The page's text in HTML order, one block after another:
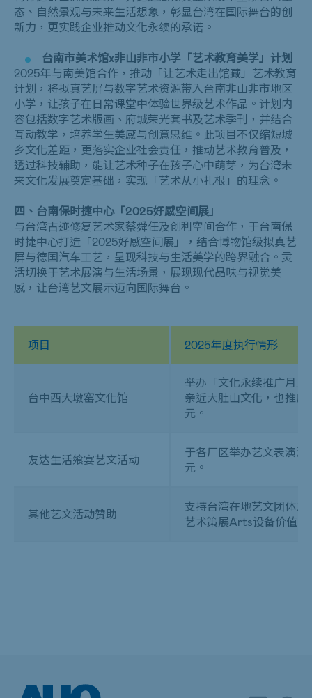
态、自然景观与未来生活想象，彰显台湾在国际舞台的创
新力，更实践企业推动文化永续的承诺。
台南市美术馆x非山非市小学「艺术教育美学」计划
2025年与南美馆合作，推动「让艺术走出馆藏」艺术教育
计划，将拟真艺屏与数字艺术资源带入台南非山非市地区
小学，让孩子在日常课堂中体验世界级艺术作品。计划内
容包括数字艺术版画、府城荣光套书及艺术季刊，并结合
互动教学，培养学生美感与创意思维。此项目不仅缩短城
乡文化差距，更落实企业社会责任，推动艺术教育普及，
透过科技辅助，能让艺术种子在孩子心中萌芽，为台湾未
来文化发展奠定基础，实现「艺术从小扎根」的理念。
四、台南保时捷中心「2025好感空间展」
与台湾古迹修复艺术家蔡舜任及创利空间合作，于台南保
时捷中心打造「2025好感空间展」，结合博物馆级拟真艺
屏与德国汽车工艺，呈现科技与生活美学的跨界融合。灵
活切换于艺术展演与生活场景，展现现代品味与视觉美
感，让台湾艺文展示迈向国际舞台。
项目 2025年度执行情形
台中西大墩窑文化馆
举办「文化永续推广月
亲近大肚山文化，也推广
元。
友达生活飨宴艺文活动
于各厂区举办艺文表演
元。
其他艺文活动赞助
支持台湾在地艺文团体之
艺术策展Arts设备价值